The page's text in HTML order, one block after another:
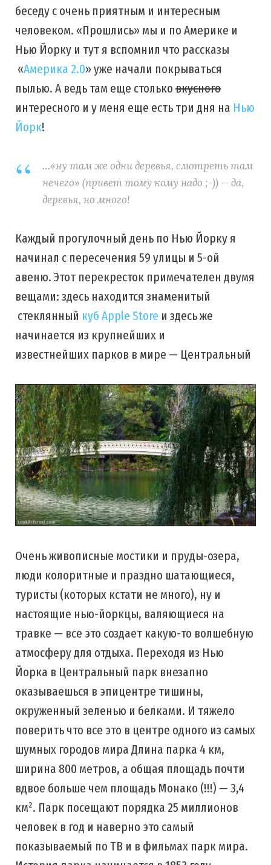
беседу с очень приятным и интересным
человеком. «Прошлись» мы и по Америке и
Нью Йорку и тут я вспомнил что рассказы
«Америка 2.0» уже начали покрываться
пылью. А ведь там еще стольковкусного
интересного и у меня еще есть три дня на Нью
Йорк!
…«ну там же одни деревья, смотреть там
нечего» (привет тому кому надо ;-)) — да,
деревья, но много!
Каждый прогулочный день по Нью Йорку я
начинал с пересечения 59 улицы и 5-ой
авеню. Этот перекресток примечателен двумя
вещами: здесь находится знаменитый
стеклянный куб Apple Store и здесь же
начинается из крупнейших и
известнейших парков в мире — Центральный
Очень живописные мостики и пруды-озера,
люди колоритные и праздно шатающиеся,
туристы (которых кстати не много), ну и
настоящие нью-йоркцы, валяющиеся на
травке — все это создает какую-то волшебную
атмосферу для отдыха. Переходя из Нью
Йорка в Центральный парк внезапно
оказываешься в эпицентре тишины,
окруженный зеленью и белками. И тяжело
поверить что все это в центре одного из самых
шумных городов мира Длина парка 4 км,
ширина 800 метров, а общая площадь почти
вдвое больше чем площадь Монако (!!!) — 3,4
км². Парк посещают порядка 25 миллионов
человек в год и наверно это самый
показываемый по ТВ и в фильмах парк мира.